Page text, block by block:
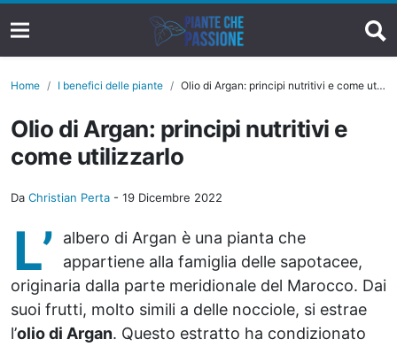
Home I benefici delle piante Olio di Argan: principi nutritivi e come utilizzarlo
Olio di Argan: principi nutritivi e
come utilizzarlo
Da Christian Perta - 19 Dicembre 2022
L’
albero di Argan è una pianta che
appartiene alla famiglia delle sapotacee,
originaria dalla parte meridionale del Marocco. Dai
suoi frutti, molto simili a delle nocciole, si estrae
l’olio di Argan. Questo estratto ha condizionato